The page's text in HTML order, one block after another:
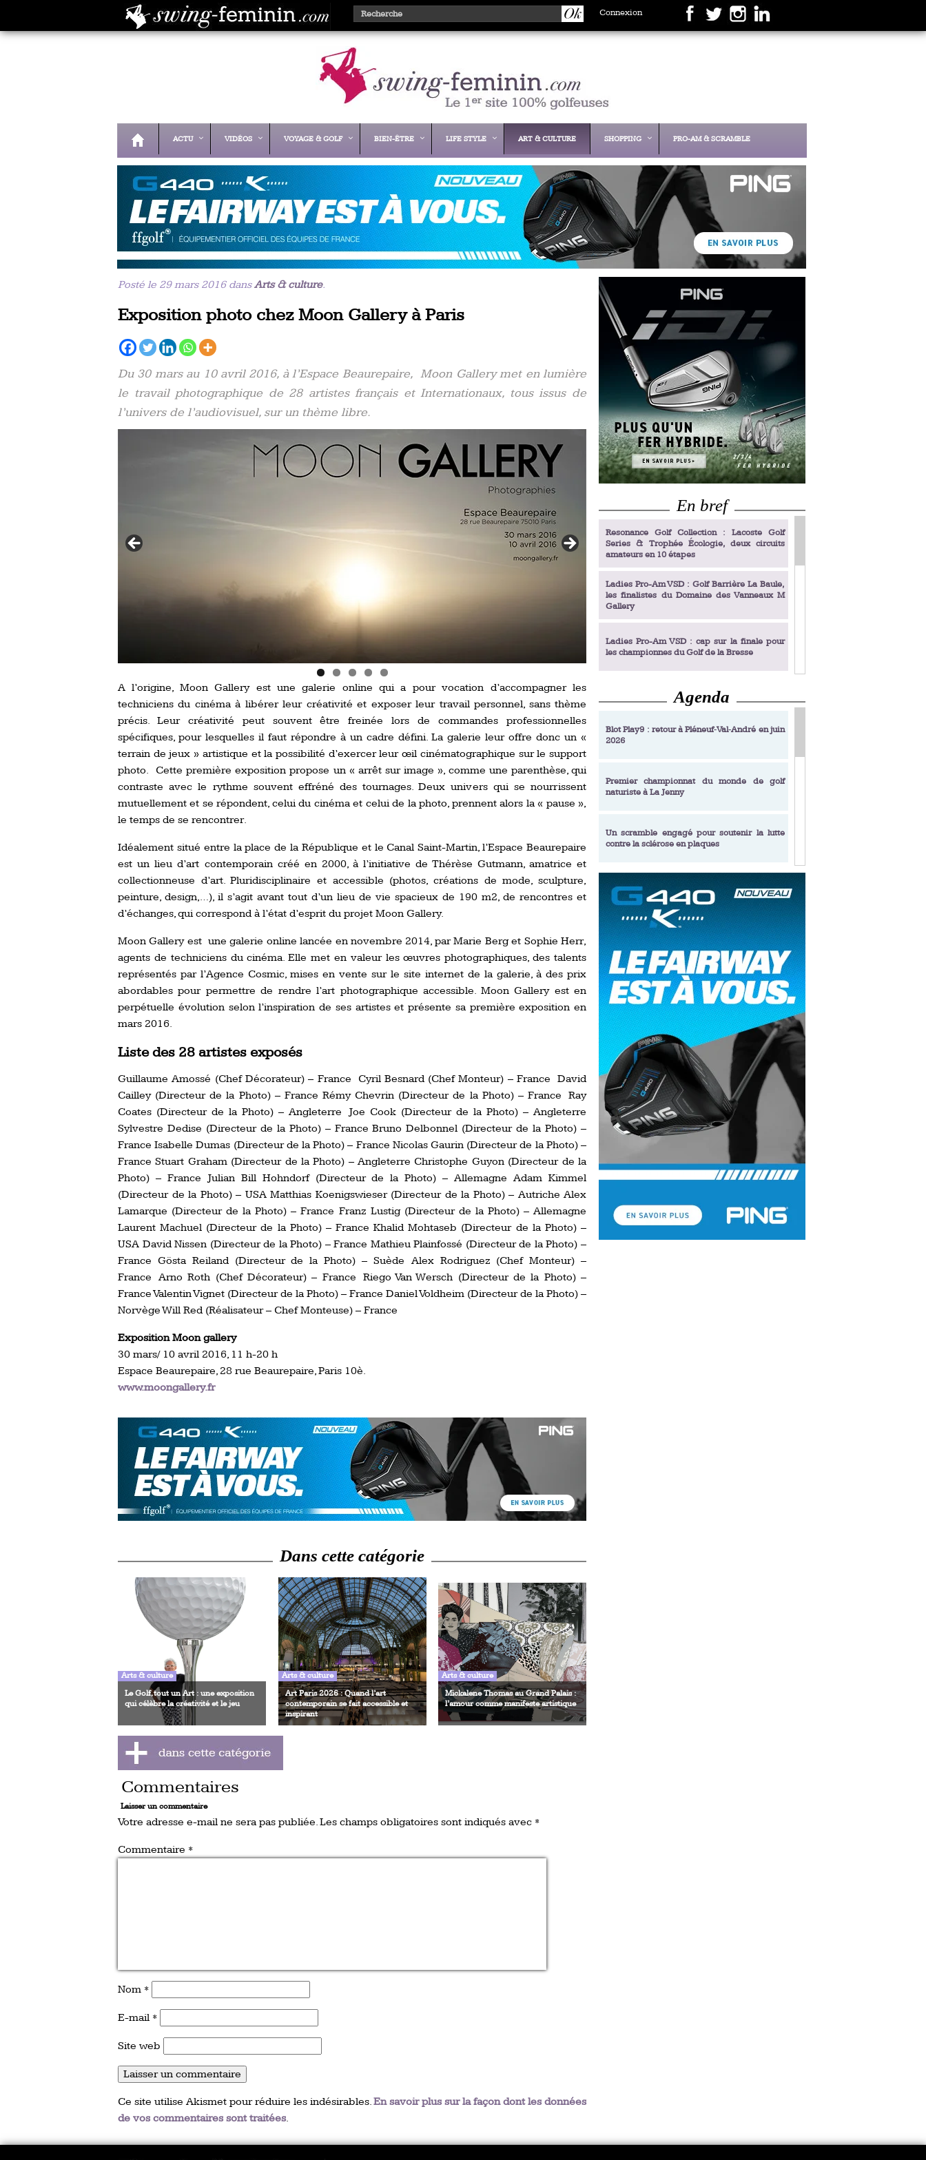
Connexion
ACTU VIDÉOS VOYAGE & GOLF BIEN-ÊTRE LIFE STYLE ART & CULTURE SHOPPING PRO-AM & SCRAMBLE
Posté le 29 mars 2016 dansArts & culture.
Exposition photo chez Moon Gallery à Paris
Du 30 mars au 10 avril 2016, à l’Espace Beaurepaire, Moon Gallery met en lumière
le travail photographique de 28 artistes français et Internationaux, tous issus de
l’univers de l’audiovisuel, sur un thème libre.
© Alex Rodriguez
A l’origine, Moon Gallery est une galerie online qui a pour vocation d’accompagner les
techniciens du cinéma à libérer leur créativité et exposer leur travail personnel, sans thème
précis. Leur créativité peut souvent être freinée lors de commandes professionnelles
spécifiques, pour lesquelles il faut répondre à un cadre défini. La galerie leur offre donc un «
terrain de jeux » artistique et la possibilité d’exercer leur œil cinématographique sur le support
photo. Cette première exposition propose un « arrêt sur image », comme une parenthèse, qui
contraste avec le rythme souvent effréné des tournages. Deux univers qui se nourrissent
mutuellement et se répondent, celui du cinéma et celui de la photo, prennent alors la « pause »,
le temps de se rencontrer.
Idéalement situé entre la place de la République et le Canal Saint-Martin, l’Espace Beaurepaire
est un lieu d’art contemporain créé en 2000, à l’initiative de Thérèse Gutmann, amatrice et
collectionneuse d’art. Pluridisciplinaire et accessible (photos, créations de mode, sculpture,
peinture, design,…), il s’agit avant tout d’un lieu de vie spacieux de 190 m2, de rencontres et
d’échanges, qui correspond à l’état d’esprit du projet Moon Gallery.
Moon Gallery est une galerie online lancée en novembre 2014, par Marie Berg et Sophie Herr,
agents de techniciens du cinéma. Elle met en valeur les œuvres photographiques, des talents
représentés par l’Agence Cosmic, mises en vente sur le site internet de la galerie, à des prix
abordables pour permettre de rendre l’art photographique accessible. Moon Gallery est en
perpétuelle évolution selon l’inspiration de ses artistes et présente sa première exposition en
mars 2016.
Liste des 28 artistes exposés
Guillaume Amossé (Chef Décorateur) – France Cyril Besnard (Chef Monteur) – France David
Cailley (Directeur de la Photo) – France Rémy Chevrin (Directeur de la Photo) – France Ray
Coates (Directeur de la Photo) – Angleterre Joe Cook (Directeur de la Photo) – Angleterre
Sylvestre Dedise (Directeur de la Photo) – France Bruno Delbonnel (Directeur de la Photo) –
France Isabelle Dumas (Directeur de la Photo) – France Nicolas Gaurin (Directeur de la Photo) –
France Stuart Graham (Directeur de la Photo) – Angleterre Christophe Guyon (Directeur de la
Photo) – France Julian Bill Hohndorf (Directeur de la Photo) – Allemagne Adam Kimmel
(Directeur de la Photo) – USA Matthias Koenigswieser (Directeur de la Photo) – Autriche Alex
Lamarque (Directeur de la Photo) – France Franz Lustig (Directeur de la Photo) – Allemagne
Laurent Machuel (Directeur de la Photo) – France Khalid Mohtaseb (Directeur de la Photo) –
USA David Nissen (Directeur de la Photo) – France Mathieu Plainfossé (Directeur de la Photo) –
France Gösta Reiland (Directeur de la Photo) – Suède Alex Rodriguez (Chef Monteur) –
France Arno Roth (Chef Décorateur) – France Riego Van Wersch (Directeur de la Photo) –
France Valentin Vignet (Directeur de la Photo) – France Daniel Voldheim (Directeur de la Photo) –
Norvège Will Red (Réalisateur – Chef Monteuse) – France
Exposition Moon gallery
30 mars/ 10 avril 2016, 11 h-20 h
Espace Beaurepaire, 28 rue Beaurepaire, Paris 10è.
www.moongallery.fr
Dans cette catégorie
Arts & culture
Le Golf, tout un Art : une exposition
qui célèbre la créativité et le jeu
Arts & culture
Art Paris 2026 : Quand l’art
contemporain se fait accessible et
inspirant
Arts & culture
Mickalene Thomas au Grand Palais :
l’amour comme manifeste artistique
Commentaires
Laisser un commentaire
Votre adresse e-mail ne sera pas publiée.Les champs obligatoires sont indiqués avec *
Commentaire *
Nom *
E-mail *
Site web
Ce site utilise Akismet pour réduire les indésirables.En savoir plus sur la façon dont les données
de vos commentaires sont traitées.
En bref
Resonance Golf Collection : Lacoste Golf
Series & Trophée Écologie, deux circuits
amateurs en 10 étapes
Ladies Pro-Am VSD : Golf Barrière La Baule,
les finalistes du Domaine des Vanneaux M
Gallery
Ladies Pro-Am VSD : cap sur la finale pour
les championnes du Golf de la Bresse
Ladies Pro-Am VSD : Golf du Prieuré, elles
décrochent leur billet pour la finale
Enfin un livre de golf pensé pour les femmes
Ladies Pro-Am VSD : les premières
Académie Golf Barrière Julien Xanthopoulos,
Amundi Evian Championship, de nouvelles
expériences immersives
Tiger Woods se retire du Genesis Invitational
Evian Resort Golf Club : Saison 2 du
Programme Performance
Agenda
Blot Play9 : retour à Pléneuf‑Val‑André en juin
2026
Premier championnat du monde de golf
naturiste à La Jenny
Un scramble engagé pour soutenir la lutte
contre la sclérose en plaques
Resonance Golf Collection : Lacoste Golf
Series & Trophée Écologie, deux circuits
amateurs en 10 étapes
Royal Air Maroc Golf & Padel Cup : le nouvel
event sport et networking
LPGA Tour 2026 : une saison record pour le
golf féminin
Ladies European Tour 2026 : une saison
historique sur cinq continents
Debout en Bouts prolonge la Fashion Week à
Roland-Garros
Chypre